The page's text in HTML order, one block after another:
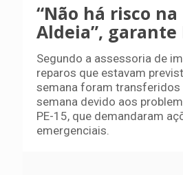
“Não há risco
Aldeia”, garante
Segundo a assessoria de
reparos que estavam
semana foram transferidos
semana devido aos
PE-15, que demandaram
emergenciais.